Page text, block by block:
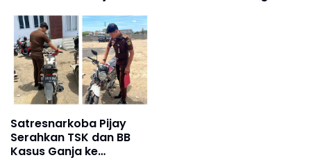
Satresnarkoba Pijay
Serahkan TSK dan BB
Kasus Ganja ke